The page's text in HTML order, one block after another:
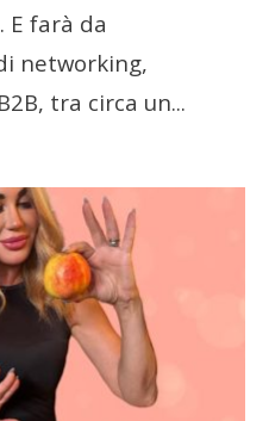
E farà da
networking,
tra circa un...